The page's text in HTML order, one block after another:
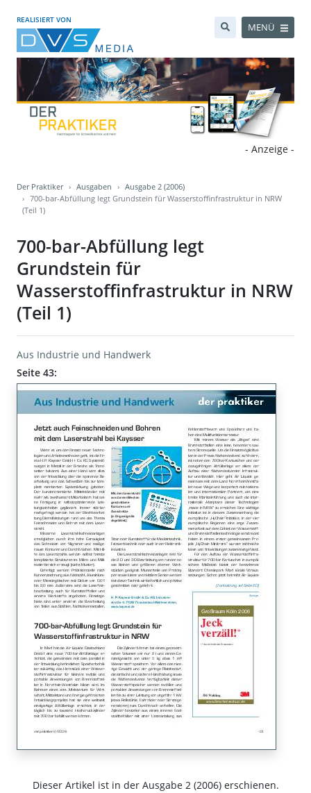
REALISIERT VON
MENÜ
- Anzeige -
Der Praktiker Ausgaben
Ausgabe 2 (2006)
700-bar-Abfüllung legt Grundstein für Wasserstoffinfrastruktur in NRW
(Teil 1)
700-bar-Abfüllung legt
Grundstein für
Wasserstoffinfrastruktur in NRW
(Teil 1)
Aus Industrie und Handwerk
Seite 43:
Dieser Artikel ist in der Ausgabe 2 (2006) erschienen.